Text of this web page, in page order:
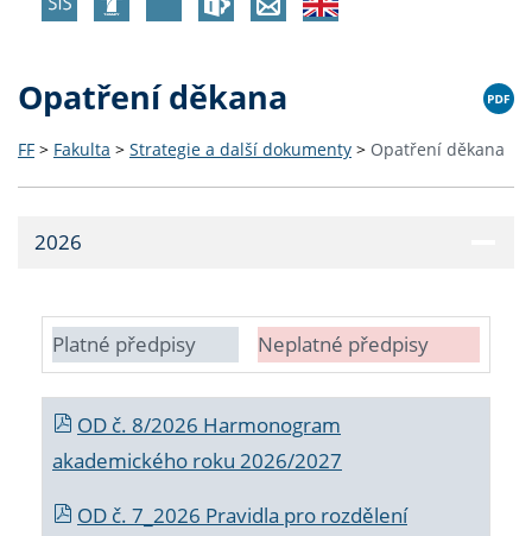
Opatření děkana
FF > Fakulta > Strategie a další dokumenty > Opatření děkana
2026
Platné předpisy Neplatné předpisy
OD č. 8/2026 Harmonogram
akademického roku 2026/2027
OD č. 7_2026 Pravidla pro rozdělení